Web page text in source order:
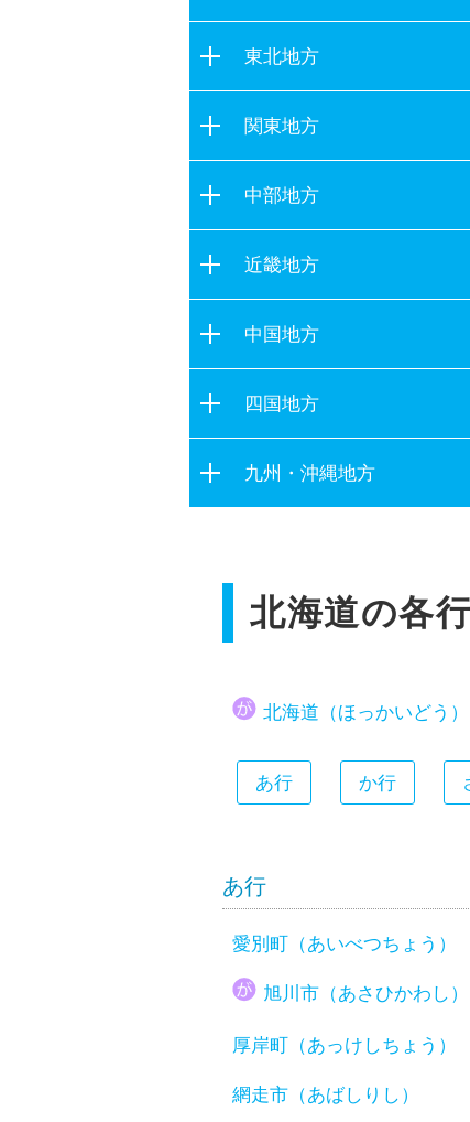
北海道
東北地方
青森県
宮城県
秋田県
山形県
福島県
関東地方
茨城県
群馬県
埼玉県
千葉県
東京都
神奈川県
中部地方
新潟県
石川県
福井県
山梨県
長野県
岐阜県
三重県
近畿地方
滋賀県
大阪府
兵庫県
奈良県
和歌山県
中国地方
鳥取県
岡山県
広島県
四国地方
九州・沖縄地方
長崎県
宮崎県
鹿児島県
沖縄県
北海道の各
北海道（ほっかいどう）
あ行 か行
あ行
愛別町（あいべつちょう）
旭川市（あさひかわし）
厚岸町（あっけしちょう）
網走市（あばしりし）